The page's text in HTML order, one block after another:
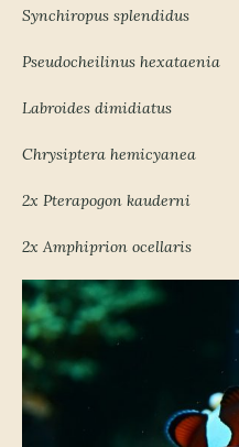
Synchiropus splendidus
Pseudocheilinus hexataenia
Labroides dimidiatus
Chrysiptera hemicyanea
2x Pterapogon kauderni
2x Amphiprion ocellaris